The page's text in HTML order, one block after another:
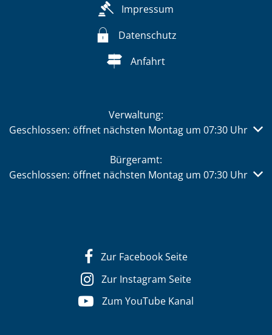
Impressum
Datenschutz
Anfahrt
Verwaltung:
Klicken, um weitere Öffnungs- oder Schließzeiten
Geschlossen: öffnet nächsten Montag um 07:30 Uhr
Bürgeramt:
Klicken, um weitere Öffnungs- oder Schließzeiten
Geschlossen: öffnet nächsten Montag um 07:30 Uhr
Zur Facebook Seite
Zur Instagram Seite
Zum YouTube Kanal